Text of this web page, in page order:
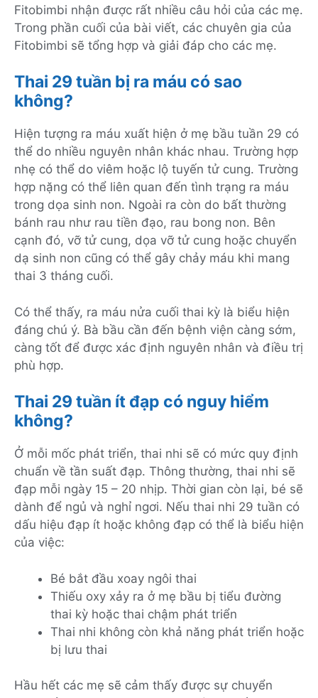
Fitobimbi nhận được rất nhiều câu hỏi của các mẹ.
Trong phần cuối của bài viết, các chuyên gia của
Fitobimbi sẽ tổng hợp và giải đáp cho các mẹ.
Thai 29 tuần bị ra máu có sao
không?
Hiện tượng ra máu xuất hiện ở mẹ bầu tuần 29 có
thể do nhiều nguyên nhân khác nhau. Trường hợp
nhẹ có thể do viêm hoặc lộ tuyến tử cung. Trường
hợp nặng có thể liên quan đến tình trạng ra máu
trong dọa sinh non. Ngoài ra còn do bất thường
bánh rau như rau tiền đạo, rau bong non. Bên
cạnh đó, vỡ tử cung, dọa vỡ tử cung hoặc chuyển
dạ sinh non cũng có thể gây chảy máu khi mang
thai 3 tháng cuối.
Có thể thấy, ra máu nửa cuối thai kỳ là biểu hiện
đáng chú ý. Bà bầu cần đến bệnh viện càng sớm,
càng tốt để được xác định nguyên nhân và điều trị
phù hợp.
Thai 29 tuần ít đạp có nguy hiểm
không?
Ở mỗi mốc phát triển, thai nhi sẽ có mức quy định
chuẩn về tần suất đạp. Thông thường, thai nhi sẽ
đạp mỗi ngày 15 – 20 nhịp. Thời gian còn lại, bé sẽ
dành để ngủ và nghỉ ngơi. Nếu thai nhi 29 tuần có
dấu hiệu đạp ít hoặc không đạp có thể là biểu hiện
của việc:
Bé bắt đầu xoay ngôi thai
Thiếu oxy xảy ra ở mẹ bầu bị tiểu đường
thai kỳ hoặc thai chậm phát triển
Thai nhi không còn khả năng phát triển hoặc
bị lưu thai
Hầu hết các mẹ sẽ cảm thấy được sự chuyển